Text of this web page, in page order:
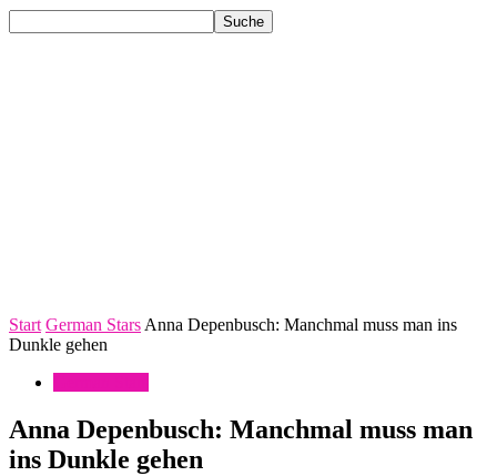
Start German Stars Anna Depenbusch: Manchmal muss man ins
Dunkle gehen
Anna Depenbusch: Manchmal muss man
ins Dunkle gehen